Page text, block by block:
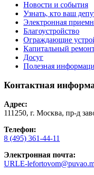
Новости и события
Узнать, кто ваш
Электронная
Благоустройство
Ограждающие
Капитальный
Досуг
Полезная
Контактная
Адрес:
111250, г. Москва, пр-д
Телефон:
8 (495) 361-44-11
Электронная почта:
URLE-